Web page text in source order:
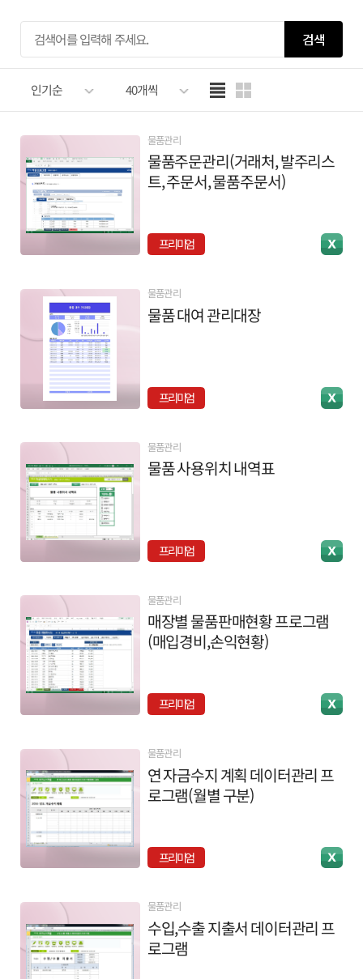
검색
인기순 40개씩
물품관리
물품주문관리(거래처, 발주리스
트, 주문서, 물품주문서)
프리미엄
물품관리
물품 대여 관리대장
프리미엄
물품관리
물품 사용위치 내역표
프리미엄
물품관리
매장별 물품판매현황 프로그램
(매입경비,손익현황)
프리미엄
물품관리
연 자금수지 계획 데이터관리 프
로그램(월별 구분)
프리미엄
물품관리
수입,수출 지출서 데이터관리 프
로그램